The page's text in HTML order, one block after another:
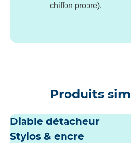
chiffon propre).
Produits
Diable détacheur
Stylos & encre